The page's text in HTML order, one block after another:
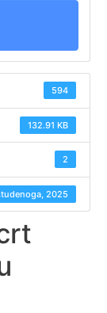
594
132.91 KB
2
2025